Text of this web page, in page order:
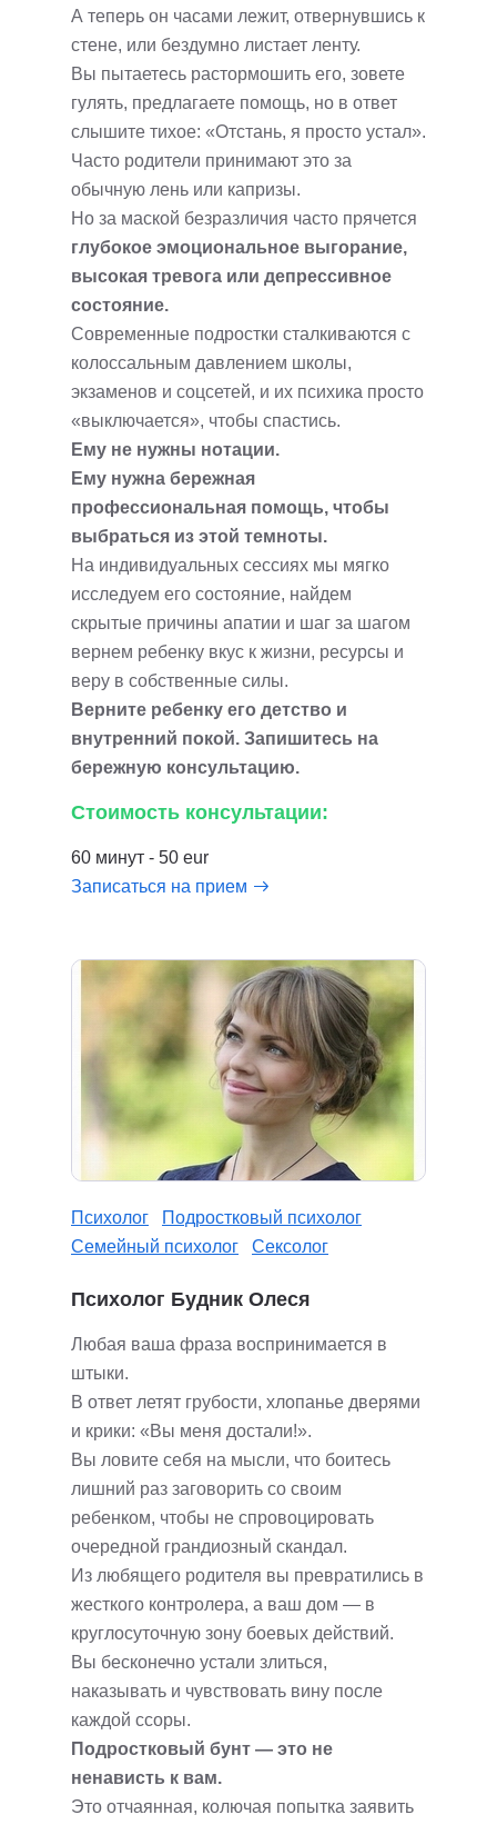
А теперь он часами лежит, отвернувшись к
стене, или бездумно листает ленту.
Вы пытаетесь растормошить его, зовете
гулять, предлагаете помощь, но в ответ
слышите тихое: «Отстань, я просто устал».
Часто родители принимают это за
обычную лень или капризы.
Но за маской безразличия часто прячется
глубокое эмоциональное выгорание,
высокая тревога или депрессивное
состояние.
Современные подростки сталкиваются с
колоссальным давлением школы,
экзаменов и соцсетей, и их психика просто
«выключается», чтобы спастись.
Ему не нужны нотации.
Ему нужна бережная
профессиональная помощь, чтобы
выбраться из этой темноты.
На индивидуальных сессиях мы мягко
исследуем его состояние, найдем
скрытые причины апатии и шаг за шагом
вернем ребенку вкус к жизни, ресурсы и
веру в собственные силы.
Верните ребенку его детство и
внутренний покой. Запишитесь на
бережную консультацию.
Стоимость консультации:
60 минут - 50 eur
Записаться на прием
Психолог
Подростковый психолог
Семейный психолог
Сексолог
Психолог Будник Олеся
Любая ваша фраза воспринимается в
штыки.
В ответ летят грубости, хлопанье дверями
и крики: «Вы меня достали!».
Вы ловите себя на мысли, что боитесь
лишний раз заговорить со своим
ребенком, чтобы не спровоцировать
очередной грандиозный скандал.
Из любящего родителя вы превратились в
жесткого контролера, а ваш дом — в
круглосуточную зону боевых действий.
Вы бесконечно устали злиться,
наказывать и чувствовать вину после
каждой ссоры.
Подростковый бунт — это не
ненависть к вам.
Это отчаянная, колючая попытка заявить